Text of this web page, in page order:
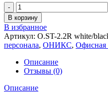
Количество
товара
Шкаф
средний
полуоткрытый
широкий
ОНИКС
стекло
white/black
(800*420*1207)
В корзину
В избранное
Артикул: O.ST-2.2R white/
персонала, ОНИКС, Офисная
Описание
Отзывы (0)
Описание